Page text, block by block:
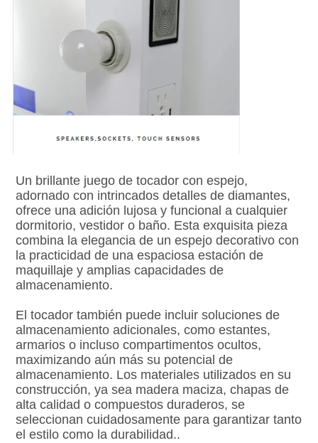
Un brillante juego de tocador con espejo,
adornado con intrincados detalles de diamantes,
ofrece una adición lujosa y funcional a cualquier
dormitorio, vestidor o baño. Esta exquisita pieza
combina la elegancia de un espejo decorativo con
la practicidad de una espaciosa estación de
maquillaje y amplias capacidades de
almacenamiento.
El tocador también puede incluir soluciones de
almacenamiento adicionales, como estantes,
armarios o incluso compartimentos ocultos,
maximizando aún más su potencial de
almacenamiento. Los materiales utilizados en su
construcción, ya sea madera maciza, chapas de
alta calidad o compuestos duraderos, se
seleccionan cuidadosamente para garantizar tanto
el estilo como la durabilidad..